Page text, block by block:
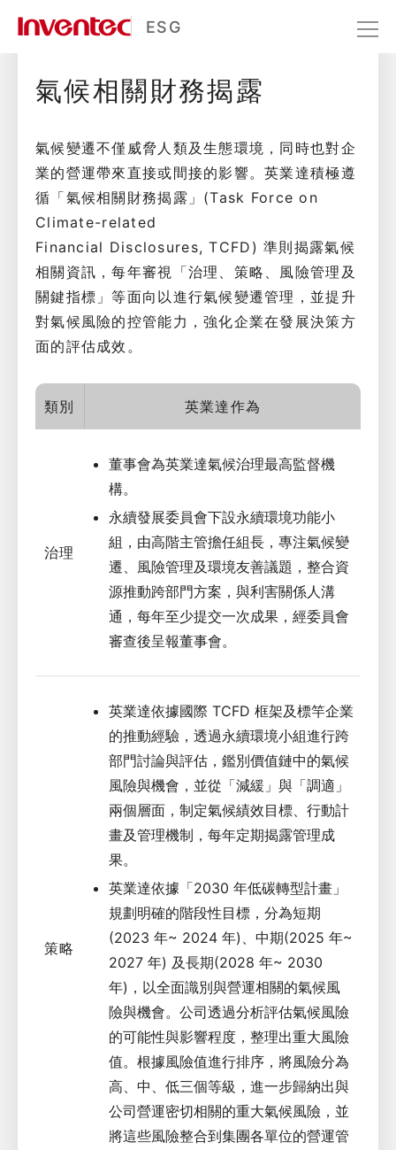
ESG
氣候治理
永續環境 氣候變遷 氣候治理
氣候相關財務揭露
氣候變遷不僅威脅人類及生態環境，同時也對企
業的營運帶來直接或間接的影響。英業達積極遵
循「氣候相關財務揭露」(Task Force on
Climate-related
Financial Disclosures, TCFD) 準則揭露氣候
相關資訊，每年審視「治理、策略、風險管理及
關鍵指標」等面向以進行氣候變遷管理，並提升
對氣候風險的控管能力，強化企業在發展決策方
面的評估成效。
類別 英業達作為
治理
董事會為英業達氣候治理最高監督機
構。
永續發展委員會下設永續環境功能小
組，由高階主管擔任組長，專注氣候變
遷、風險管理及環境友善議題，整合資
源推動跨部門方案，與利害關係人溝
通，每年至少提交一次成果，經委員會
審查後呈報董事會。
策略
英業達依據國際 TCFD 框架及標竿企業
的推動經驗，透過永續環境小組進行跨
部門討論與評估，鑑別價值鏈中的氣候
風險與機會，並從「減緩」與「調適」
兩個層面，制定氣候績效目標、行動計
畫及管理機制，每年定期揭露管理成
果。
英業達依據「2030 年低碳轉型計畫」
規劃明確的階段性目標，分為短期
(2023 年~ 2024 年)、中期(2025 年~
2027 年) 及長期(2028 年~ 2030
年)，以全面識別與營運相關的氣候風
險與機會。公司透過分析評估氣候風險
的可能性與影響程度，整理出重大風險
值。根據風險值進行排序，將風險分為
高、中、低三個等級，進一步歸納出與
公司營運密切相關的重大氣候風險，並
將這些風險整合到集團各單位的營運管